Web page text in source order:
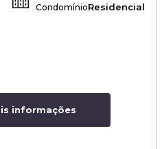
CondomínioResidencial
informações